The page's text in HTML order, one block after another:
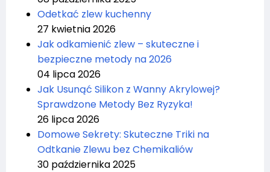
Odetkać zlew kuchenny
27 kwietnia 2026
Jak odkamienić zlew – skuteczne i
bezpieczne metody na 2026
04 lipca 2026
Jak Usunąć Silikon z Wanny Akrylowej?
Sprawdzone Metody Bez Ryzyka!
26 lipca 2026
Domowe Sekrety: Skuteczne Triki na
Odtkanie Zlewu bez Chemikaliów
30 października 2025